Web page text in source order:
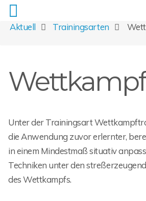
Aktuell Trainingsarten
Unter der Trainingsart
die Anwendung zuvor erlernter,
in einem Mindestmaß situativ
Techniken unter den
des Wettkampfs.